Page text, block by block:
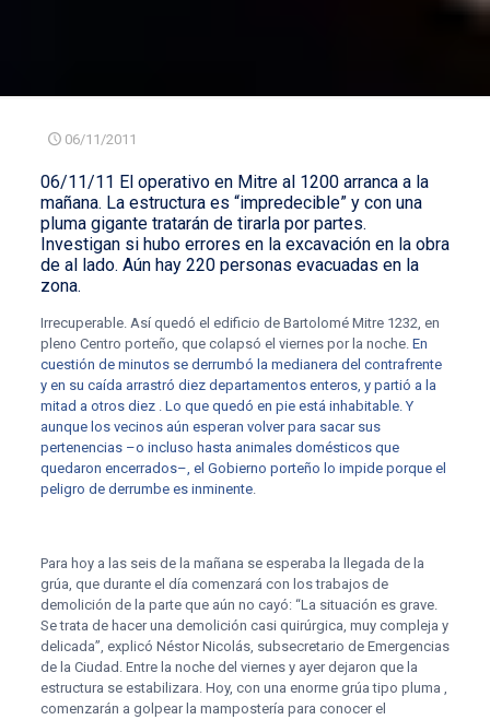
06/11/2011
06/11/11 El operativo en Mitre al 1200 arranca a la
mañana. La estructura es “impredecible” y con una
pluma gigante tratarán de tirarla por partes.
Investigan si hubo errores en la excavación en la obra
de al lado. Aún hay 220 personas evacuadas en la
zona.
Irrecuperable. Así quedó el edificio de Bartolomé Mitre 1232, en
pleno Centro porteño, que colapsó el viernes por la noche. En
cuestión de minutos se derrumbó la medianera del contrafrente
y en su caída arrastró diez departamentos enteros, y partió a la
mitad a otros diez . Lo que quedó en pie está inhabitable. Y
aunque los vecinos aún esperan volver para sacar sus
pertenencias –o incluso hasta animales domésticos que
quedaron encerrados–, el Gobierno porteño lo impide porque el
peligro de derrumbe es inminente.
Para hoy a las seis de la mañana se esperaba la llegada de la
grúa, que durante el día comenzará con los trabajos de
demolición de la parte que aún no cayó: “La situación es grave.
Se trata de hacer una demolición casi quirúrgica, muy compleja y
delicada”, explicó Néstor Nicolás, subsecretario de Emergencias
de la Ciudad. Entre la noche del viernes y ayer dejaron que la
estructura se estabilizara. Hoy, con una enorme grúa tipo pluma ,
comenzarán a golpear la mampostería para conocer el